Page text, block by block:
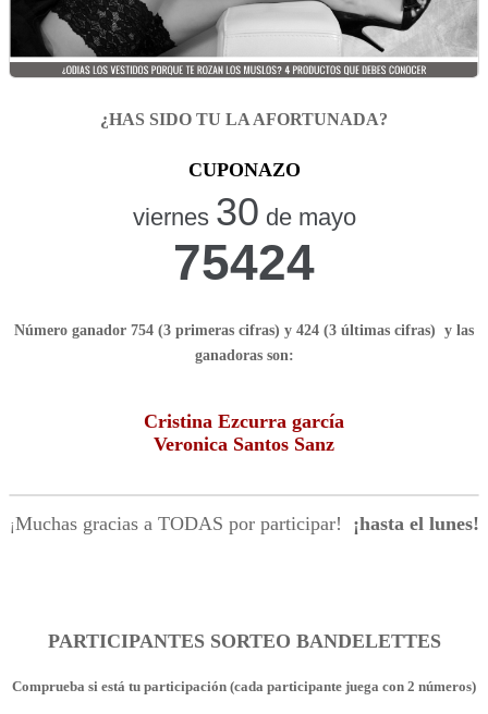
¿HAS SIDO TU LA AFORTUNADA?
CUPONAZO
viernes 30 de mayo
75424
Número ganador 754 (3 primeras cifras) y 424 (3 últimas cifras) y las
ganadoras son:
Cristina Ezcurra garcía
Veronica Santos Sanz
¡Muchas gracias a TODAS por participar! ¡hasta el lunes!
PARTICIPANTES SORTEO BANDELETTES
Comprueba si está tu participación (cada participante juega con 2 números)